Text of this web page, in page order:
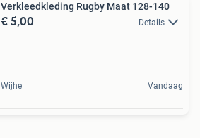
Verkleedkleding Rugby Maat 128-140
€ 5,00 Details
Wijhe Vandaag